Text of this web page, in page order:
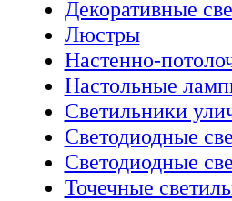
Декоративные
Люстры
Настенно-
Настольные
Светильники
Светодиодные
Светодиодные
Точечные